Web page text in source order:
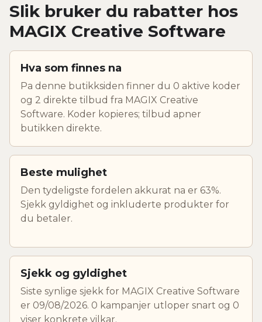
Slik bruker du rabatter hos
MAGIX Creative Software
Hva som finnes na
Pa denne butikksiden finner du 0 aktive koder
og 2 direkte tilbud fra MAGIX Creative
Software. Koder kopieres; tilbud apner
butikken direkte.
Beste mulighet
Den tydeligste fordelen akkurat na er 63%.
Sjekk gyldighet og inkluderte produkter for
du betaler.
Sjekk og gyldighet
Siste synlige sjekk for MAGIX Creative Software
er 09/08/2026. 0 kampanjer utloper snart og 0
viser konkrete vilkar.